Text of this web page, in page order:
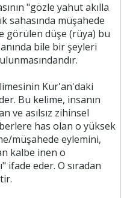
"gözle yahut akılla
sahasında müşahede
görülen düşe (rüya) bu
bile bir şeyleri
Kur'an'daki
Bu kelime, insanın
ve asılsız zihinsel
has olan o yüksek
müşahede eylemini,
kalbe inen o
ifade eder. O sıradan